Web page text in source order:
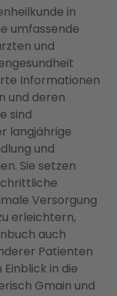
in
umfassende
und
Informationen
und deren
sind
langjährige
und
Sie setzen
Versorgung
erleichtern,
auch
Patienten
in die
Gmain und